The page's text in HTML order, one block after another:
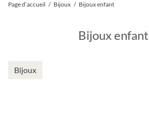
Page d’accueil / Bijoux / Bijoux enfant
Bijoux enfant
Bijoux